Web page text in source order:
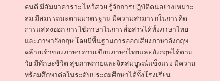
คนดี มีสัมมาคารวะ ไหว้สวย รู้จักการปฏิบัติตนอย่างเหมาะ
สม มีสมรรถนะตามมาตรฐาน มีความสามารถในการคิด
การแสดงออก การใช้ภาษาในการสื่อสารได้ทั้งภาษาไทย
และภาษาอังกฤษ โดยมีพื้นฐานการออกเสียงภาษาอังกฤษ
คล้ายเจ้าของภาษา อ่านเขียนภาษาไทยและอังกฤษได้ตาม
วัย มีทักษะชีวิต สุขภาพกายและจิตสมบูรณ์แข็งแรง มีความ
พร้อมศึกษาต่อในระดับประถมศึกษาได้ทั้งโรงเรียน